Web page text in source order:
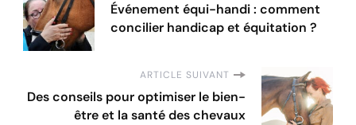
Événement équi-handi : comment
concilier handicap et équitation ?
ARTICLE SUIVANT
Des conseils pour optimiser le bien-
être et la santé des chevaux